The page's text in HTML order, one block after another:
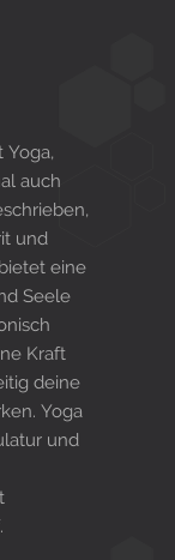
Yoga,
auch
und
eine
Seele
Kraft
deine
Yoga
und